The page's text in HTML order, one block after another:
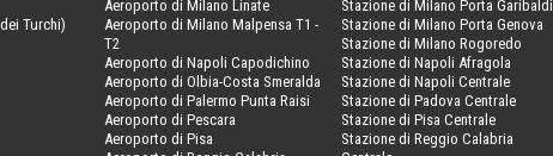
Turchi)
Aeroporto di Milano Linate
Aeroporto di Milano Malpensa T1 -
T2
Aeroporto di Napoli Capodichino
Aeroporto di Olbia-Costa Smeralda
Aeroporto di Palermo Punta Raisi
Aeroporto di Pescara
Aeroporto di Pisa
Stazione di Milano Porta Garibaldi
Stazione di Milano Porta Genova
Stazione di Milano Rogoredo
Stazione di Napoli Afragola
Stazione di Napoli Centrale
Stazione di Padova Centrale
Stazione di Pisa Centrale
Stazione di Reggio Calabria